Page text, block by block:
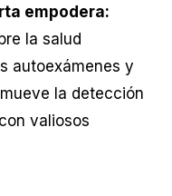
empodera:
la salud
autoexámenes y
la detección
valiosos